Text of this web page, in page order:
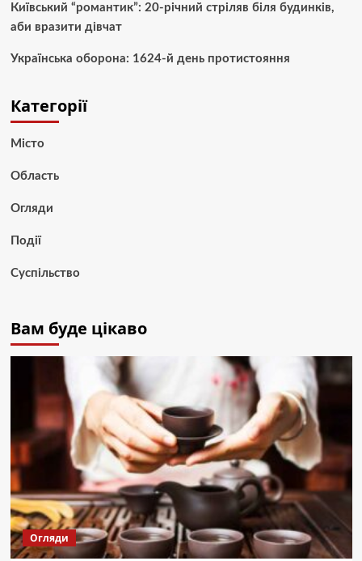
Київський “романтик”: 20-річний стріляв біля будинків,
аби вразити дівчат
Українська оборона: 1624-й день протистояння
Категорії
Місто
Область
Огляди
Події
Суспільство
Вам буде цікаво
Огляди